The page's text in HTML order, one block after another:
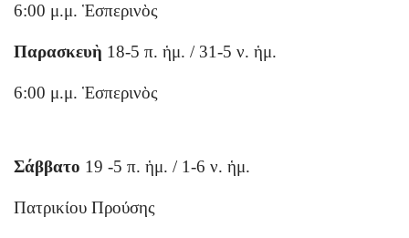
6:00 μ.μ. Ἑσπερινὸς
Παρασκευὴ 18-5 π. ἡμ. / 31-5 ν. ἡμ.
6:00 μ.μ. Ἑσπερινὸς
Σάββατο 19 -5 π. ἡμ. / 1-6 ν. ἡμ.
Πατρικίου Προύσης